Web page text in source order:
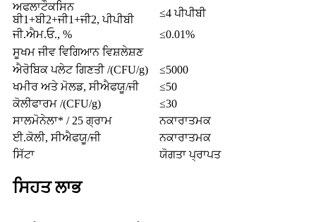
ਅਫਲਾਟੌਕਸਿਨ
ਬੀ1+ਬੀ2+ਜੀ1+ਜੀ2, ਪੀਪੀਬੀ
≤4 ਪੀਪੀਬੀ
ਜੀ.ਐਮ.ਓ., %
≤0.01%
ਸੂਖਮ ਜੀਵ ਵਿਗਿਆਨ ਵਿਸ਼ਲੇਸ਼ਣ
ਐਰੋਬਿਕ ਪਲੇਟ ਗਿਣਤੀ /(CFU/g)
≤5000
ਖਮੀਰ ਅਤੇ ਮੋਲਡ, ਸੀਐਫਯੂ/ਜੀ
≤50
ਕੋਲੀਫਾਰਮ /(CFU/g)
≤30
ਸਾਲਮੋਨੇਲਾ* / 25 ਗ੍ਰਾਮ
ਨਕਾਰਾਤਮਕ
ਈ.ਕੋਲੀ, ਸੀਐਫਯੂ/ਜੀ
ਨਕਾਰਾਤਮਕ
ਸਿੱਟਾ
ਯੋਗਤਾ ਪ੍ਰਾਪਤ
ਸਿਹਤ ਲਾਭ